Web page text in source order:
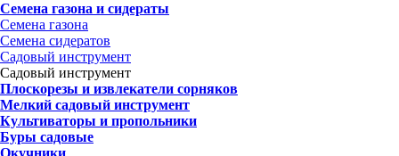
Семена газона и сидераты
Семена газона
Семена сидератов
Садовый инструмент
Садовый инструмент
Плоскорезы и извлекатели сорняков
Мелкий садовый инструмент
Культиваторы и пропольники
Буры садовые
Окучники